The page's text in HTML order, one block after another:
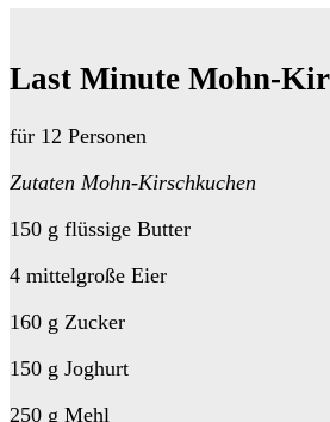
Last Minute Mohn-
für 12 Personen
Zutaten Mohn-Kirschkuchen
150 g flüssige Butter
4 mittelgroße Eier
160 g Zucker
150 g Joghurt
250 g Mehl